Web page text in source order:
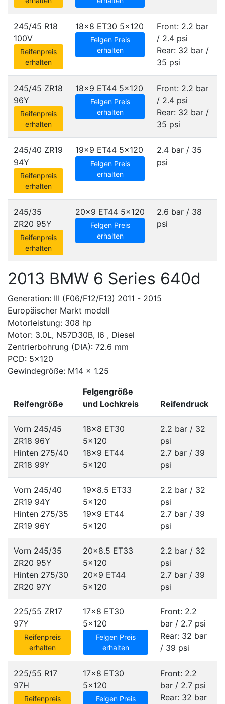
245/45 R18
100V
Reifenpreis
erhalten
18x8 ET30 5x120
Felgen Preis
erhalten
Front: 2.2 bar
/ 2.4 psi
Rear: 32 bar /
35 psi
245/45 ZR18
96Y
Reifenpreis
erhalten
18x9 ET44 5x120
Felgen Preis
erhalten
Front: 2.2 bar
/ 2.4 psi
Rear: 32 bar /
35 psi
245/40 ZR19
94Y
Reifenpreis
erhalten
19x9 ET44 5x120
Felgen Preis
erhalten
2.4 bar / 35
psi
245/35
ZR20 95Y
Reifenpreis
erhalten
20x9 ET44 5x120
Felgen Preis
erhalten
2.6 bar / 38
psi
2013 BMW 6 Series 640d
Generation: III (F06/F12/F13) 2011 - 2015
Europäischer Markt modell
Motorleistung: 308 hp
Motor: 3.0L, N57D30B, I6 , Diesel
Zentrierbohrung (DIA): 72.6 mm
PCD: 5x120
Gewindegröße: M14 x 1.25
Reifengröße
Felgengröße
und Lochkreis
Reifendruck
Vorn 245/45
ZR18 96Y
Hinten 275/40
ZR18 99Y
18x8 ET30
5x120
18x9 ET44
5x120
2.2 bar / 32
psi
2.7 bar / 39
psi
Vorn 245/40
ZR19 94Y
Hinten 275/35
ZR19 96Y
19x8.5 ET33
5x120
19x9 ET44
5x120
2.2 bar / 32
psi
2.7 bar / 39
psi
Vorn 245/35
ZR20 95Y
Hinten 275/30
ZR20 97Y
20x8.5 ET33
5x120
20x9 ET44
5x120
2.2 bar / 32
psi
2.7 bar / 39
psi
225/55 ZR17
97Y
Reifenpreis
erhalten
17x8 ET30
5x120
Felgen Preis
erhalten
Front: 2.2
bar / 2.7 psi
Rear: 32 bar
/ 39 psi
225/55 R17
97H
Reifenpreis
17x8 ET30
5x120
Felgen Preis
Front: 2.2
bar / 2.7 psi
Rear: 32 bar